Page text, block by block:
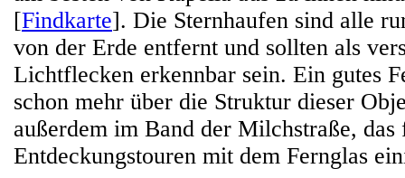
[Findkarte]. Die Sternhaufen sind alle
von der Erde entfernt und sollten als
Lichtflecken erkennbar sein. Ein gutes
schon mehr über die Struktur dieser
außerdem im Band der Milchstraße, das
Entdeckungstouren mit dem Fernglas